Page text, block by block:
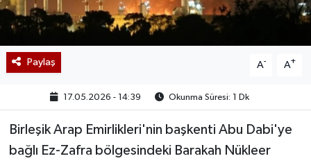
Paylaş A- A+
17.05.2026 - 14:39 Okunma Süresi: 1 Dk
Birleşik Arap Emirlikleri'nin başkenti Abu Dabi'ye
bağlı Ez-Zafra bölgesindeki Barakah Nükleer